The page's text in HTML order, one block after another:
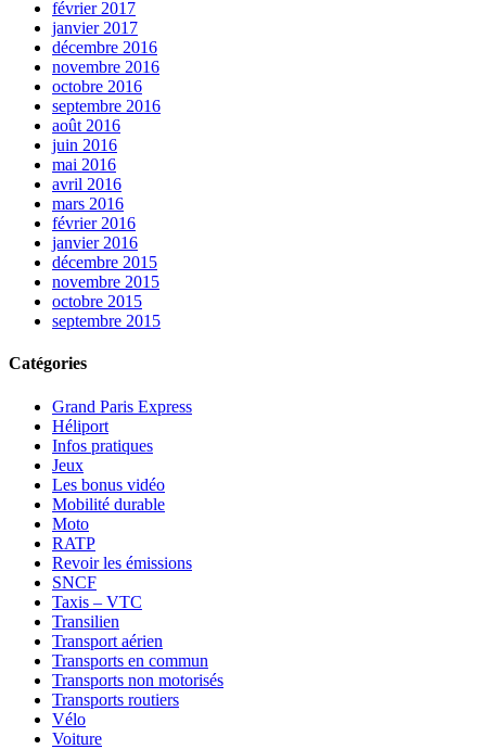
février 2017
janvier 2017
décembre 2016
novembre 2016
octobre 2016
septembre 2016
août 2016
juin 2016
mai 2016
avril 2016
mars 2016
février 2016
janvier 2016
décembre 2015
novembre 2015
octobre 2015
septembre 2015
Catégories
Grand Paris Express
Héliport
Infos pratiques
Jeux
Les bonus vidéo
Mobilité durable
Moto
RATP
Revoir les émissions
SNCF
Taxis – VTC
Transilien
Transport aérien
Transports en commun
Transports non motorisés
Transports routiers
Vélo
Voiture